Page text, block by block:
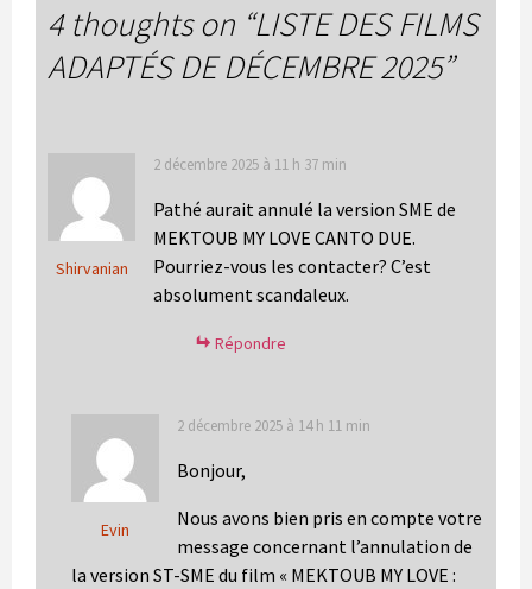
4 thoughts on “LISTE DES FILMS
ADAPTÉS DE DÉCEMBRE 2025”
Shirvanian
2 décembre 2025 à 11 h 37 min
Pathé aurait annulé la version SME de
MEKTOUB MY LOVE CANTO DUE.
Pourriez-vous les contacter? C’est
absolument scandaleux.
Répondre
Evin
2 décembre 2025 à 14 h 11 min
Bonjour,
Nous avons bien pris en compte votre
message concernant l’annulation de
la version ST-SME du film « MEKTOUB MY LOVE :